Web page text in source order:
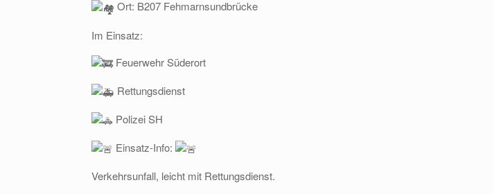
Ort: B207 Fehmarnsundbrücke
Im Einsatz:
Feuerwehr Süderort
Rettungsdienst
Polizei SH
Einsatz-Info:
Verkehrsunfall, leicht mit Rettungsdienst.